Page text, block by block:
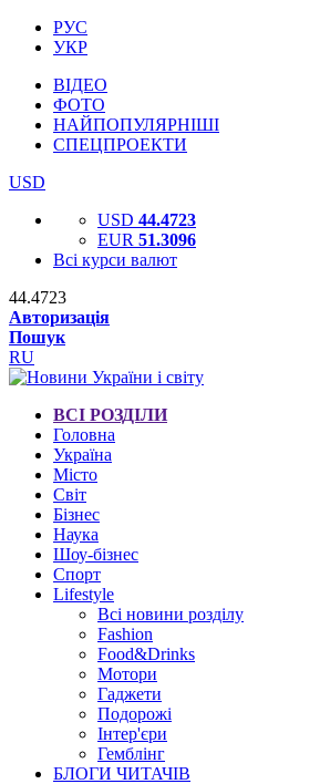
РУС
УКР
ВІДЕО
ФОТО
НАЙПОПУЛЯРНІШІ
СПЕЦПРОЕКТИ
USD
USD 44.4723
EUR 51.3096
Всі курси валют
44.4723
Авторизація
Пошук
RU
ВСІ РОЗДІЛИ
Головна
Україна
Місто
Світ
Бізнес
Наука
Шоу-бізнес
Спорт
Lifestyle
Всі новини розділу
Fashion
Food&Drinks
Мотори
Гаджети
Подорожі
Інтер'єри
Гемблінг
БЛОГИ ЧИТАЧІВ